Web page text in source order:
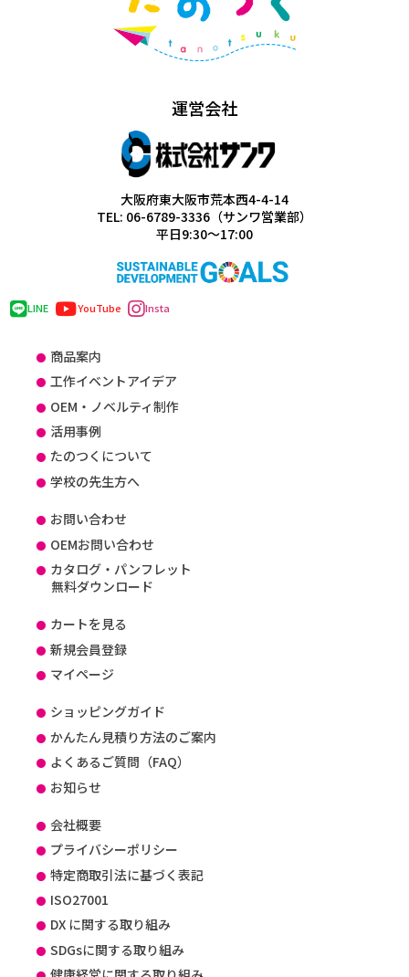
運営会社
大阪府東大阪市荒本西4-4-14
TEL: 06-6789-3336（サンワ営業部）
平日9:30～17:00
LINE YouTube Insta
商品案内
工作イベントアイデア
OEM・ノベルティ制作
活用事例
たのつくについて
学校の先生方へ
お問い合わせ
OEMお問い合わせ
カタログ・パンフレット
無料ダウンロード
カートを見る
新規会員登録
マイページ
ショッピングガイド
かんたん見積り方法のご案内
よくあるご質問（FAQ）
お知らせ
会社概要
プライバシーポリシー
特定商取引法に基づく表記
ISO27001
DX に関する取り組み
SDGsに関する取り組み